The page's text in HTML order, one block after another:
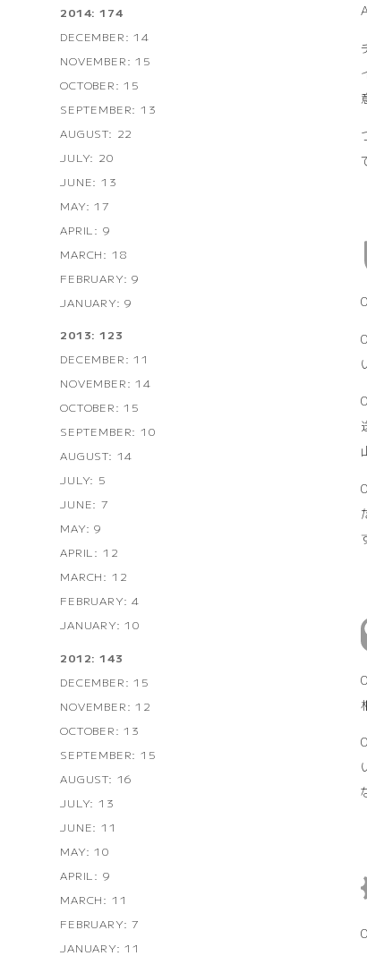
2014: 174
DECEMBER: 14
NOVEMBER: 15
OCTOBER: 15
SEPTEMBER: 13
AUGUST: 22
JULY: 20
JUNE: 13
MAY: 17
APRIL: 9
MARCH: 18
FEBRUARY: 9
JANUARY: 9
2013: 123
DECEMBER: 11
NOVEMBER: 14
OCTOBER: 15
SEPTEMBER: 10
AUGUST: 14
JULY: 5
JUNE: 7
MAY: 9
APRIL: 12
MARCH: 12
FEBRUARY: 4
JANUARY: 10
2012: 143
DECEMBER: 15
NOVEMBER: 12
OCTOBER: 13
SEPTEMBER: 15
AUGUST: 16
JULY: 13
JUNE: 11
MAY: 10
APRIL: 9
MARCH: 11
FEBRUARY: 7
JANUARY: 11